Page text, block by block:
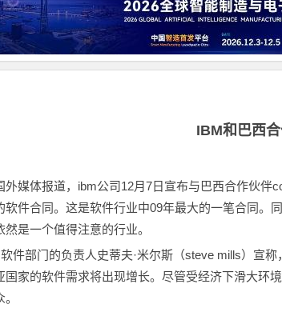
IBM和巴西
外媒体报道，ibm公司12月7日宣布与巴西合作伙伴
软件合同。这是软件行业中09年最大的一笔合同。
然是一个值得注意的行业。
件部门的负责人史蒂夫·米尔斯（steve mills）宣
国家的软件需求将出现增长。尽管受经济下滑大环